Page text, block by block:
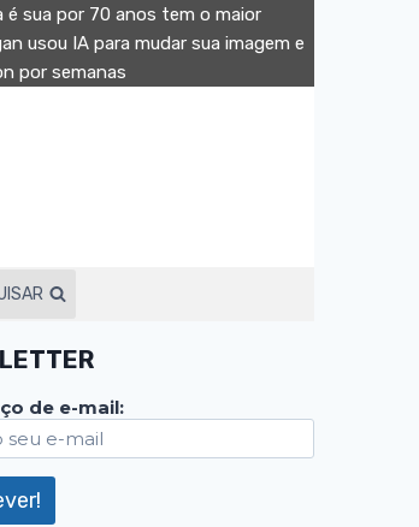
é sua por 70 anos tem o maior
usou IA para mudar sua imagem e
por semanas
de e-mail: